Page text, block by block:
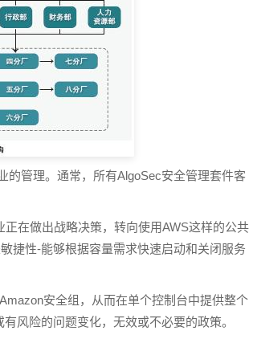
的管理。通常，所有AlgoSec安全管理套件客
在做出战略决策，转向使用AWS这样的公共
捷性-能够根据容量需求快速启动和关闭服务
安全组，从而在单个控制台中提供整个
风险的问题变化，无效或不必要的政策。